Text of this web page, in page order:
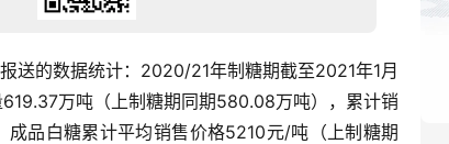
送的数据统计：2020/21年制糖期截至2021年1月
万吨（上制糖期同期580.08万吨），累计销
品白糖累计平均销售价格5210元/吨（上制糖期